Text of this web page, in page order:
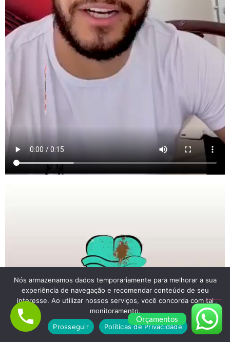
Orçamentos
Nós armazenamos dados temporariamente para melhorar a sua
experiência de navegação e recomendar conteúdo de seu
interesse. Ao utilizar nossos serviços, você concorda com tal
monitoramento.
Prosseguir
Políticas de Privacidade